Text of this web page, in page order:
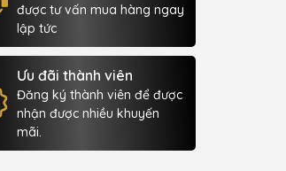
được tư vấn mua hàng ngay
lập tức
Ưu đãi thành viên
Đăng ký thành viên để được
nhận được nhiều khuyến
mãi.